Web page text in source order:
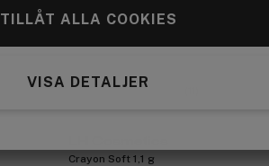
TILLÅT ALLA COOKIES
VISA DETALJER
Crayon Soft 1,1 g